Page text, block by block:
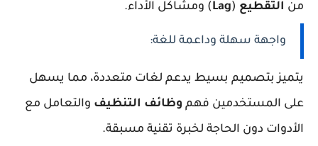
من التقطيع (
Lag) ومشاكل الأداء.
واجهة سهلة وداعمة للغة:
يتميز بتصميم بسيط يدعم لغات متعددة، مما يسهل
على المستخدمين فهم وظائف التنظيف والتعامل مع
الأدوات دون الحاجة لخبرة تقنية مسبقة.